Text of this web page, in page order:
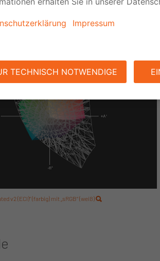
Sie ein Foto mit einem Gegenstand oder
mit Hilfe der Abbildung die Einstellungen
v2 (ECI)“ (farbig) mit „sRGB“ (weiß)